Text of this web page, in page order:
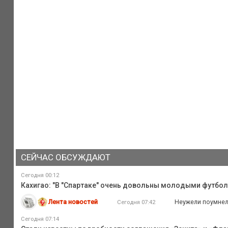
СЕЙЧАС ОБСУЖДАЮТ
Сегодня 00:12
Кахигао: "В "Спартаке" очень довольны молодыми
Лента новостей Сегодня 07:42 Неужели
Сегодня 07:14